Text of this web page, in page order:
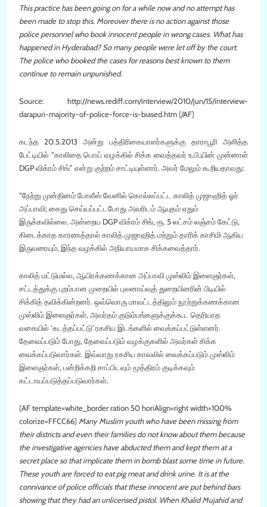
This practice has been going on for a while now and no attempt has
been made to stop this. Moreover there is no action against those
police personnel who book innocent people in wrong cases. What has
happened in Hyderabad? So many people were let off by the court.
The police who booked the cases for reasons best known to them
continue to remain unpunished.
Source: http://news.rediff.com/interview/2010/jun/15/interview-
darapuri-majority-of-police-force-is-biased.htm {/AF}
கடந்த 20.5.2013 அன்று பத்திரிகையாளர்களுக்கு தாராபூரி அளித்த
பேட்டியில் “காலிதை பொய் வழக்கில் சிக்க வைத்தவர் உ.பி.யின் முன்னாள்
DGP விக்ரம் சிங்” என்று குற்றம் சாட்டியுள்ளார். அவர் மேலும் கூறியதாவது:
“நேற்று முன்தினம் போலீஸ் வேனில் கொல்லப்பட்ட காலித் முஜாஹித் ஓர்
அப்பாவி; கைது செய்யப்பட்டபோது அவரிடம் ஆயுதம் ஏதும்
இருக்கவில்லை. அன்றைய DGP விக்ரம் சிங், ரூ. 5 லட்சம் லஞ்சம் கேட்டு,
கிடைக்காத காரணத்தால் காலித் முஜாஹித் மற்றும் தாரிக் காசிமி ஆகிய
இருவரையும், இந்த வழக்கில் அநியாயமாக சிக்கவைத்தார்.
காலித் மட்டுமல்ல, ஆயிரக்கணக்கான அப்பாவி முஸ்லிம் இளைஞர்கள்,
சட்டத்துக்கு புறம்பான முறையில் புலனாய்வுத் துறையினரின் பிடியில்
சிக்கித் தவிக்கின்றனர். ஒவ்வொரு மாவட்டத்திலும் நூற்றுக்கணக்கான
முஸ்லிம் இளைஞர்கள், அவர்தம் குடும்பங்களுக்குக்கூட தெரியாத
வகையில் ‘கடத்தப்பட்டு’ ரகசிய இடங்களில் வைக்கப்பட்டுள்ளனர்.
தேவைப்படும் போது, தேவைப்படும் வழக்குகளில் அவர்கள் சிக்க
வைக்கப்படுவார்கள். இவ்வாறு ரகசிய காவலில் வைக்கப்படும் முஸ்லிம்
இளைஞர்கள், பன்றிக்கறி சாப்பிடவும் மூத்திரம் குடிக்கவும்
கட்டாயப்படுத்தப்படுவார்கள்.
{AF template=white_border ration 50horiAlign=rightwidth=100%
colorize=FFCC66} Many Muslim youth who have been missing from
their districts and even their families do not know about them because
the investigative agencies have abducted them and kept them at a
secret place so that implicate them in bomb blast some time in future.
These youth are forced to eat pig meat and drink urine. It is at the
connivance of police officials that these innocent are put behind bars
showing that they had an unlicensed pistol. When Khalid Mujahid and